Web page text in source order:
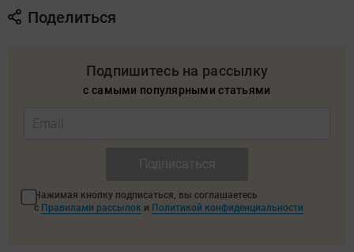
Поделиться
Подпишитесь на рассылку
с самыми популярными статьями
Нажимая кнопку подписаться, вы соглашаетесь
с Правилами рассылок и Политикой конфиденциальности